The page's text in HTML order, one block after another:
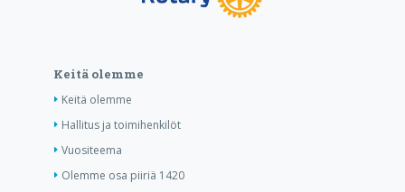
Keitä olemme
Keitä olemme
Hallitus ja toimihenkilöt
Vuositeema
Olemme osa piiriä 1420